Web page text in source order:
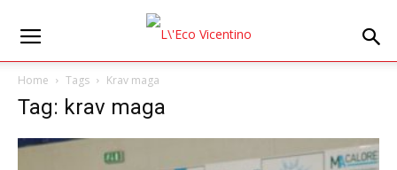
Home Tags Krav maga
Tag: krav maga